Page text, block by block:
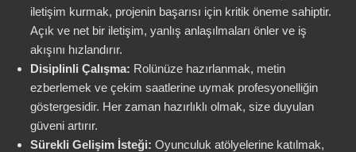
iletişim kurmak, projenin başarısı için kritik öneme sahiptir.
Açık ve net bir iletişim, yanlış anlaşılmaları önler ve iş
akışını hızlandırır.
Disiplinli Çalışma: Rolünüze hazırlanmak, metin
ezberlemek ve çekim saatlerine uymak profesyonelliğin
göstergesidir. Her zaman hazırlıklı olmak, size duyulan
güveni artırır.
Sürekli Gelişim İsteği: Oyunculuk atölyelerine katılmak,